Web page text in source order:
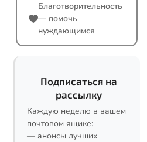
Благотворительность
— помочь
нуждающимся
Подписаться на
рассылку
Каждую неделю в вашем
почтовом ящике:
— анонсы лучших